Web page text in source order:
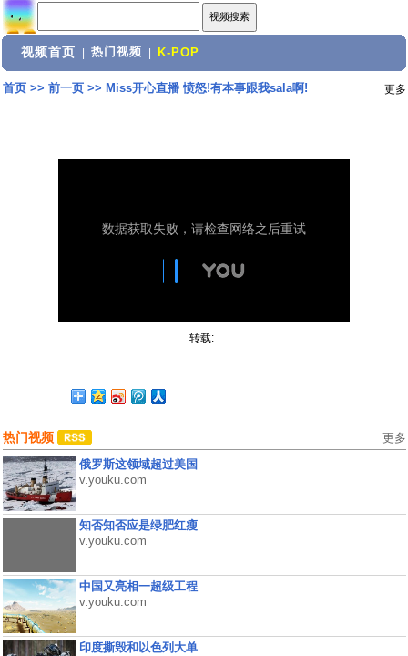
视频首页 热门视频 K-POP
首页>> 前一页>> Miss开心直播 愤怒!有本事跟我sala啊! 更多
转载:
热门视频 更多
俄罗斯这领域超过美国
v.youku.com
知否知否应是绿肥红瘦
v.youku.com
中国又亮相一超级工程
v.youku.com
印度撕毁和以色列大单